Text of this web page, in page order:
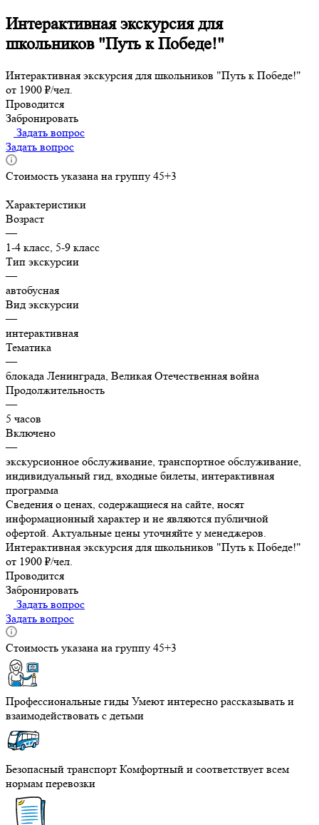
Интерактивная экскурсия для
школьников "Путь к Победе!"
Интерактивная экскурсия для школьников "Путь к Победе!"
от 1900 ₽/чел.
Проводится
Забронировать
Задать вопрос
Задать вопрос
Стоимость указана на группу 45+3
Характеристики
Возраст
—
1-4 класс, 5-9 класс
Тип экскурсии
—
автобусная
Вид экскурсии
—
интерактивная
Тематика
—
блокада Ленинграда, Великая Отечественная война
Продолжительность
—
5 часов
Включено
—
экскурсионное обслуживание, транспортное обслуживание,
индивидуальный гид, входные билеты, интерактивная
программа
Сведения о ценах, содержащиеся на сайте, носят
информационный характер и не являются публичной
офертой. Актуальные цены уточняйте у менеджеров.
Интерактивная экскурсия для школьников "Путь к Победе!"
от 1900 ₽/чел.
Проводится
Забронировать
Задать вопрос
Задать вопрос
Стоимость указана на группу 45+3
Профессиональные гиды Умеют интересно рассказывать и
взаимодействовать с детьми
Безопасный транспорт Комфортный и соответствует всем
нормам перевозки